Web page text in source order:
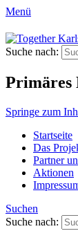
Menü
Suche nach:
Primäres
Springe zum
Startseite
Das
Partner
Aktionen
Suchen
Suche nach: